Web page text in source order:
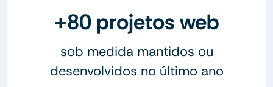
+80 projetos web
sob medida mantidos ou
desenvolvidos no último ano